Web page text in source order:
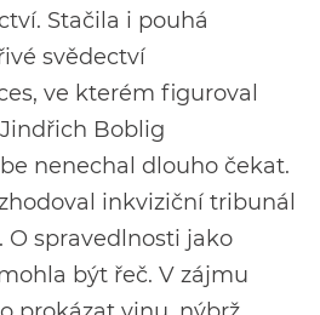
Stačila i pouhá
svědectví
ve kterém figuroval
Boblig
nenechal dlouho čekat.
inkviziční tribunál
O spravedlnosti jako
být řeč. V zájmu